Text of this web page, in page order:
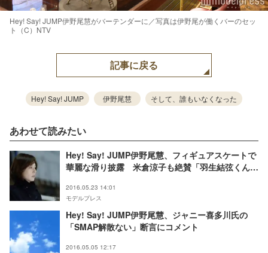
Hey! Say! JUMP伊野尾慧がバーテンダーに／写真は伊野尾が働くバーのセッ
ト（C）NTV
記事に戻る
Hey! Say! JUMP 伊野尾慧 そして、誰もいなくなった
あわせて読みたい
Hey! Say! JUMP伊野尾慧、フィギュアスケートで
華麗な滑り披露 米倉涼子も絶賛「羽生結弦くんに
2016.05.23 14:01
モデルプレス
Hey! Say! JUMP伊野尾慧、ジャニー喜多川氏の
「SMAP解散ない」断言にコメント
2016.05.05 12:17